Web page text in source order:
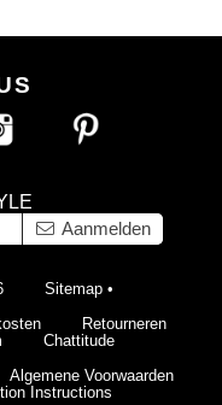
Aanmelden
Sitemap •
Retourneren
Chattitude
Algemene Voorwaarden
Instructions